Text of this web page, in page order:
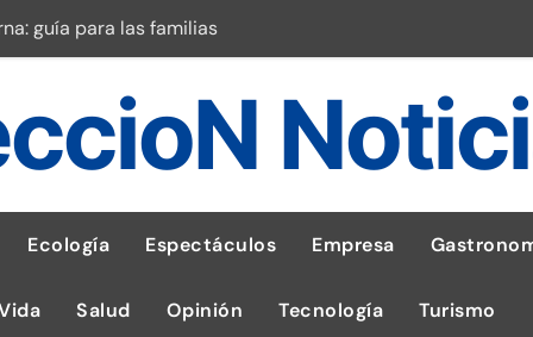
guía para las familias
inspirado en la fuerza de un volcán
entrega 1,600 equipos educativos
impulsa la salud materna
al Perú en Toulouse Lautrec
Ecología Espectáculos Empresa
Salud Opinión Tecnología Turismo